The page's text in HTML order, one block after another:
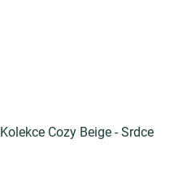
Kolekce Cozy Beige - Srdce